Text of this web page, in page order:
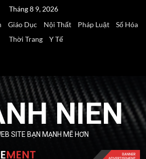
Tháng 8 9, 2026
Giáo Dục Nội Thất Pháp Luật
Số Hóa
Thời Trang
Y Tế
NIEN
SITE BẠN MẠNH MẼ HƠN